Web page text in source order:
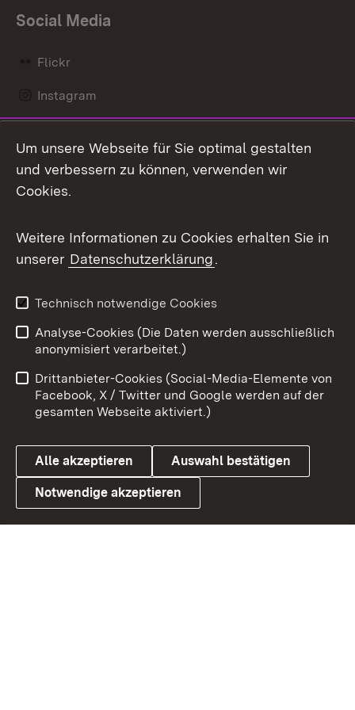
Social Media
Flickr
Instagram
Mastodon
Messenger
Social Wall
X / Twitter
Youtube
Link zum Landesportal
Benutzungshinweise
Barrierefreiheit
Datenschutz
Cookies
Um unsere Webseite für Sie optimal gestalten
und verbessern zu können, verwenden wir
Cookies.
Weitere Informationen zu Cookies erhalten Sie in
unserer Datenschutzerklärung.
Technisch notwendige Cookies
Analyse-Cookies (Die Daten werden ausschließlich
anonymisiert verarbeitet.)
Drittanbieter-Cookies (Social-Media-Elemente von
Facebook, X / Twitter und Google werden auf der
gesamten Webseite aktiviert.)
Alle akzeptieren Auswahl bestätigen
Notwendige akzeptieren